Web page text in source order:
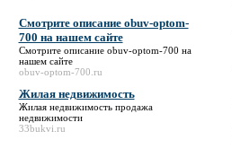
Смотрите описание obuv-optom-
700 на нашем сайте
Смотрите описание obuv-optom-700 на
нашем сайте
obuv-optom-700.ru
Жилая недвижимость
Жилая недвижимостьпродажа
недвижимости
33bukvi.ru